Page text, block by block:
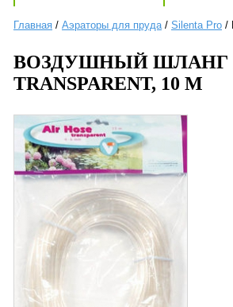
Главная / Аэраторы для пруда/ Silenta Pro /
ВОЗДУШНЫЙ ШЛАНГ
TRANSPARENT, 10 M